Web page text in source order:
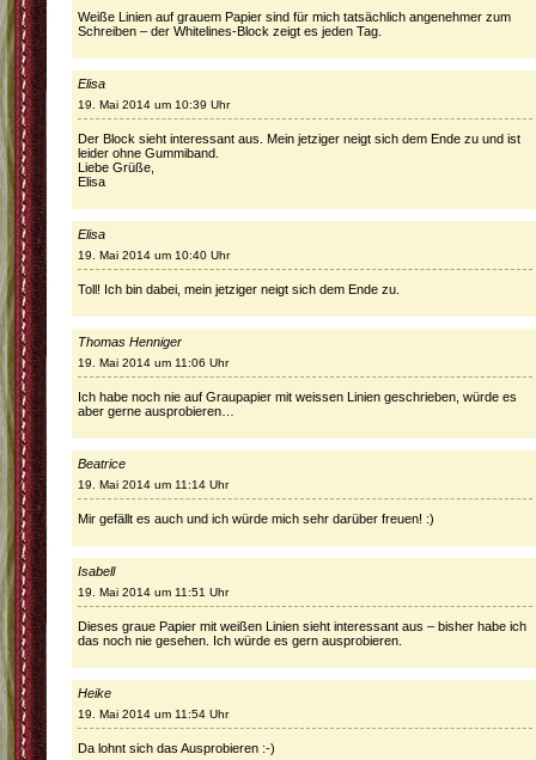
Weiße Linien auf grauem Papier sind für mich tatsächlich angenehmer zum
Schreiben – der Whitelines-Block zeigt es jeden Tag.
Elisa
19. Mai 2014 um 10:39 Uhr
Der Block sieht interessant aus. Mein jetziger neigt sich dem Ende zu und ist
leider ohne Gummiband.
Liebe Grüße,
Elisa
Elisa
19. Mai 2014 um 10:40 Uhr
Toll! Ich bin dabei, mein jetziger neigt sich dem Ende zu.
Thomas Henniger
19. Mai 2014 um 11:06 Uhr
Ich habe noch nie auf Graupapier mit weissen Linien geschrieben, würde es
aber gerne ausprobieren…
Beatrice
19. Mai 2014 um 11:14 Uhr
Mir gefällt es auch und ich würde mich sehr darüber freuen! :)
Isabell
19. Mai 2014 um 11:51 Uhr
Dieses graue Papier mit weißen Linien sieht interessant aus – bisher habe ich
das noch nie gesehen. Ich würde es gern ausprobieren.
Heike
19. Mai 2014 um 11:54 Uhr
Da lohnt sich das Ausprobieren :-)